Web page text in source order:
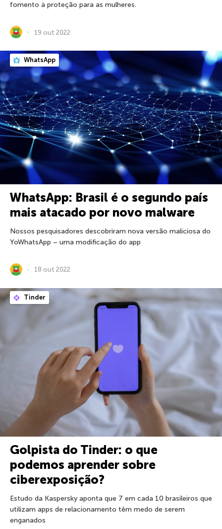
fomento à proteção para as mulheres.
19 out 2022
WhatsApp
WhatsApp: Brasil é o segundo país
mais atacado por novo malware
Nossos pesquisadores descobriram nova versão maliciosa do
YoWhatsApp – uma modificação do app
18 out 2022
Tinder
Golpista do Tinder: o que
podemos aprender sobre
ciberexposição?
Estudo da Kaspersky aponta que 7 em cada 10 brasileiros que
utilizam apps de relacionamento têm medo de serem
enganados